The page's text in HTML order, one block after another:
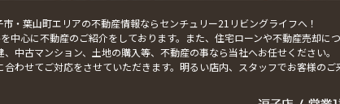
市・葉山町エリアの不動産情報ならセンチュリー21リビングライフへ！
中心に不動産のご紹介をしております。また、住宅ローンや不動産売却に
、中古マンション、土地の購入等、不動産の事なら当社へお任せください。
わせてご対応をさせていただきます。明るい店内、スタッフでお客様のご